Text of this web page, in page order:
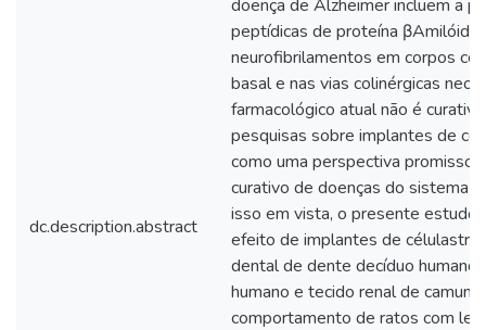
dc.description.abstract
doença de Alzheimer incluem a
peptídicas de proteína βAmilóide
neurofibrilamentos em corpos
basal e nas vias colinérgicas
farmacológico atual não é
pesquisas sobre implantes de
como uma perspectiva
curativo de doenças do sistema
isso em vista, o presente estudo
efeito de implantes de
dental de dente decíduo
humano e tecido renal de
comportamento de ratos com